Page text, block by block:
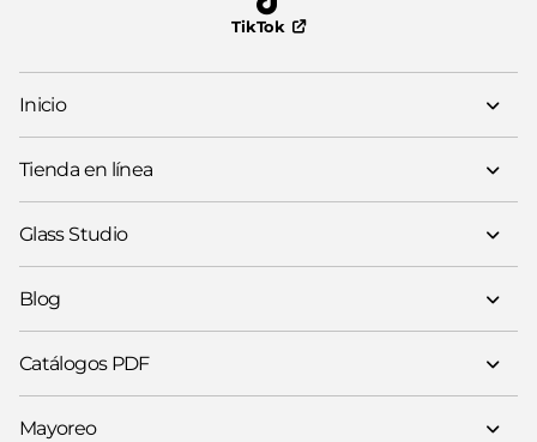
TikTok
Inicio
Tienda en línea
Glass Studio
Blog
Catálogos PDF
Mayoreo